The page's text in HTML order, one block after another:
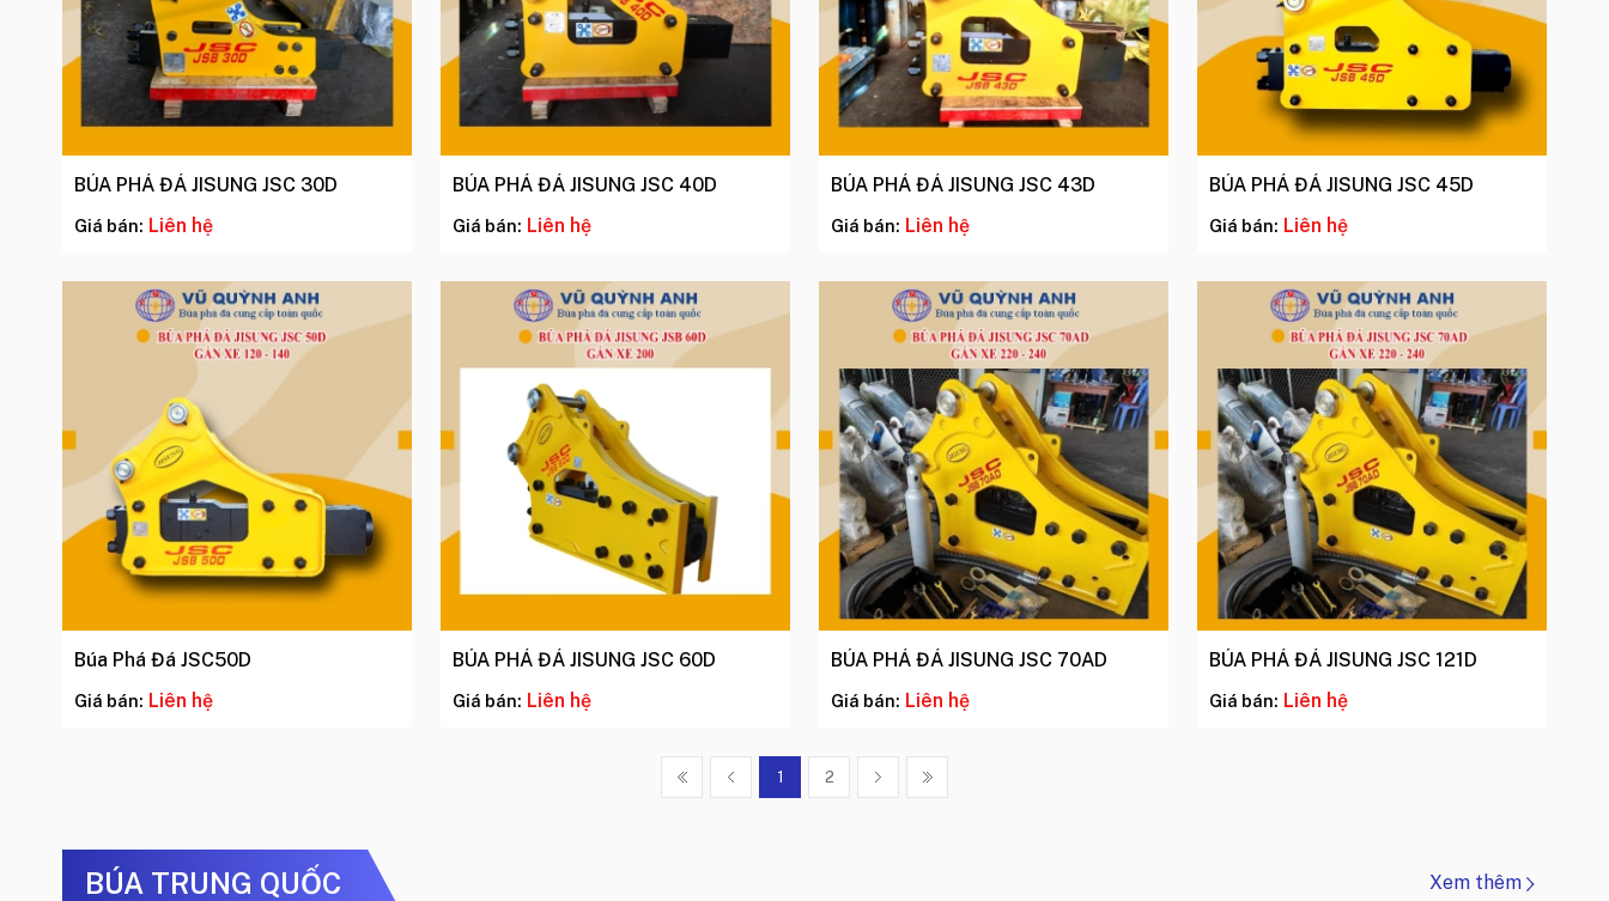
BÚA PHÁ ĐÁ JISUNG JSC 30D
Giá bán: Liên hệ
BÚA PHÁ ĐÁ JISUNG JSC 40D
Giá bán: Liên hệ
BÚA PHÁ ĐÁ JISUNG JSC 43D
Giá bán: Liên hệ
BÚA PHÁ ĐÁ JISUNG JSC 45D
Giá bán: Liên hệ
Búa Phá Đá JSC50D
Giá bán: Liên hệ
BÚA PHÁ ĐÁ JISUNG JSC 60D
Giá bán: Liên hệ
BÚA PHÁ ĐÁ JISUNG JSC 70AD
Giá bán: Liên hệ
BÚA PHÁ ĐÁ JISUNG JSC 121D
Giá bán: Liên hệ
1 2
BÚA TRUNG QUỐC Xem thêm